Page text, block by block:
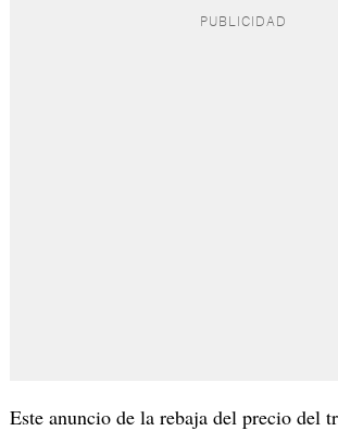
Este anuncio de la rebaja del precio del